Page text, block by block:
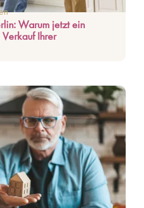
Warum jetzt ein
Ihrer